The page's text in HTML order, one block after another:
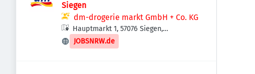
Siegen
dm-drogerie markt GmbH + Co. KG
Hauptmarkt 1, 57076 Siegen,
Deutschland
JOBSNRW.de